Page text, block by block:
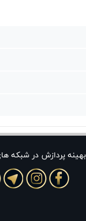
بهينه پردازش در شبکه